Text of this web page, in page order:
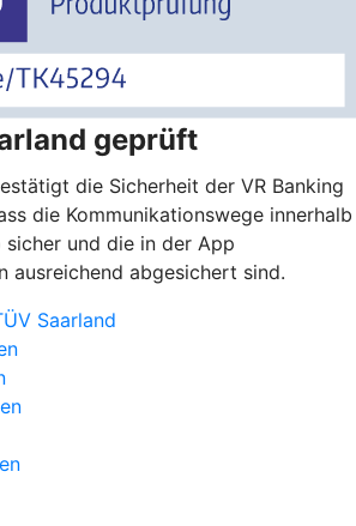
geprüft
die Sicherheit der VR Banking
die Kommunikationswege innerhalb
sicher und die in der App
ausreichend abgesichert sind.
Saarland